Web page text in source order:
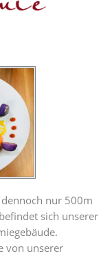
nur 500m
sich unserer
von unserer